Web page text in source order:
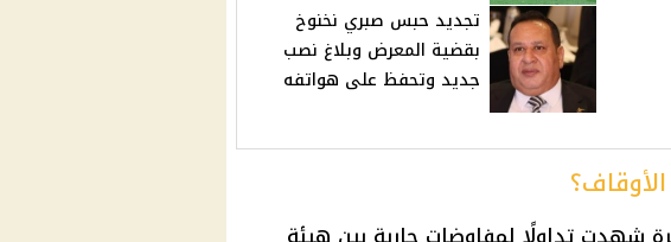
تجديد حبس صبري نخنوخ
بقضية المعرض وبلاغ نصب
جديد وتحفظ على هواتفه